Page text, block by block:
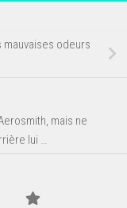
odeurs
mais ne
lui …